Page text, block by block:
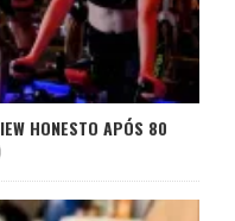
HONESTO APÓS 80